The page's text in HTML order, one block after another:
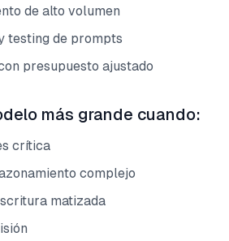
de alto volumen
testing de prompts
presupuesto ajustado
más grande cuando:
crítica
complejo
matizada